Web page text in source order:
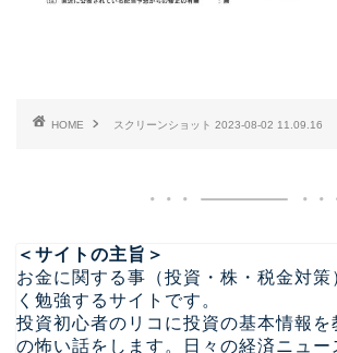
HOME スクリーンショット 2023-08-02 11.09.16
＜サイトの主旨＞
お金に関する事（投資・株・税金対策
く勉強するサイトです。
投資初心者のリコに投資の基本情報を
の怖い話をします。日々の経済ニュー